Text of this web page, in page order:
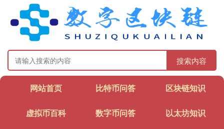
搜索内容
网站首页 比特币问答 区块链知识
虚拟币百科 数字币问答 以太坊知识